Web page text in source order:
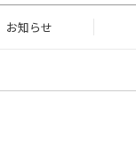
お知らせ